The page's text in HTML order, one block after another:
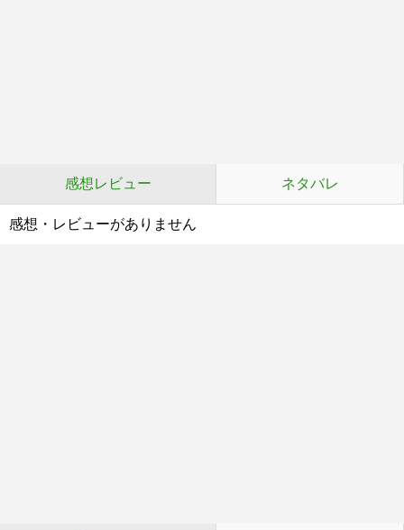
感想レビュー ネタバレ
感想・レビューがありません